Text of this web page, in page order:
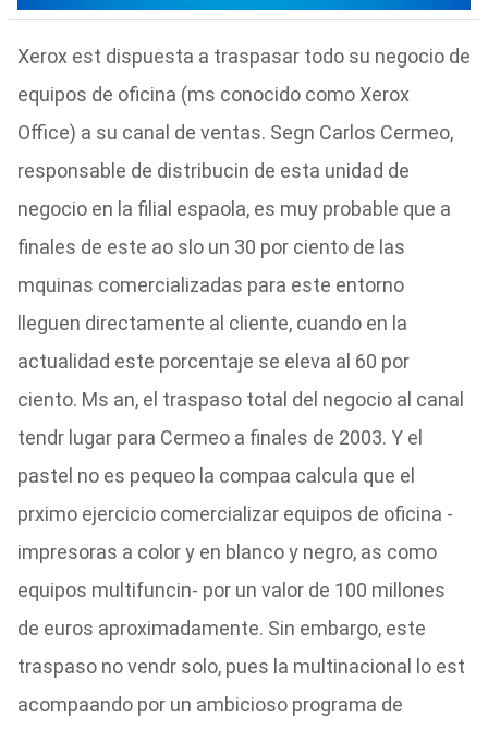
Xerox est dispuesta a traspasar todo su negocio de
equipos de oficina (ms conocido como Xerox
Office) a su canal de ventas. Segn Carlos Cermeo,
responsable de distribucin de esta unidad de
negocio en la filial espaola, es muy probable que a
finales de este ao slo un 30 por ciento de las
mquinas comercializadas para este entorno
lleguen directamente al cliente, cuando en la
actualidad este porcentaje se eleva al 60 por
ciento. Ms an, el traspaso total del negocio al canal
tendr lugar para Cermeo a finales de 2003. Y el
pastel no es pequeo la compaa calcula que el
prximo ejercicio comercializar equipos de oficina -
impresoras a color y en blanco y negro, as como
equipos multifuncin- por un valor de 100 millones
de euros aproximadamente. Sin embargo, este
traspaso no vendr solo, pues la multinacional lo est
acompaando por un ambicioso programa de